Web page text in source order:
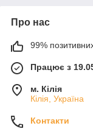
Про нас
99% позитивних
Працює з
м. Кілія
Кілія, Україна
Контакти